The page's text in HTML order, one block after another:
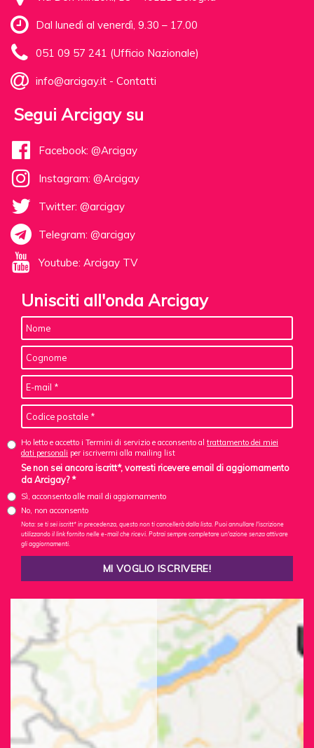
Dal lunedì al venerdì, 9.30 – 17.00
051 09 57 241 (Ufficio Nazionale)
info@arcigay.it - Contatti
Segui Arcigay su
Facebook: @Arcigay
Instagram: @Arcigay
Twitter: @arcigay
Telegram: @arcigay
Youtube: Arcigay TV
Unisciti all'onda Arcigay
Ho letto e accetto i Termini di servizio e acconsento al trattamento dei miei
dati personali per iscrivermi alla mailing list
Se non sei ancora iscritt*, vorresti ricevere email di aggiornamento
da Arcigay? *
Sì, acconsento alle mail di aggiornamento
No, non acconsento
Nota: se ti sei iscritt* in precedenza, questo non ti cancellerà dalla lista. Puoi annullare l'iscrizione
utilizzando il link fornito nelle e-mail che ricevi. Potrai sempre completare un'azione senza attivare
gli aggiornamenti.